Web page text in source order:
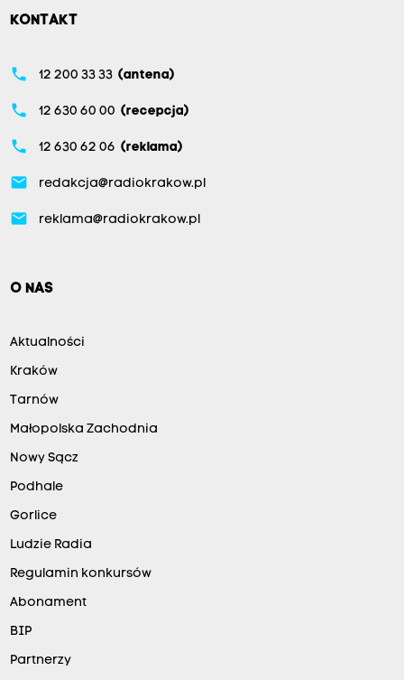
KONTAKT
phone 12 200 33 33 (antena)
phone 12 630 60 00 (recepcja)
phone 12 630 62 06 (reklama)
email redakcja@radiokrakow.pl
email reklama@radiokrakow.pl
O NAS
Aktualności
Kraków
Tarnów
Małopolska Zachodnia
Nowy Sącz
Podhale
Gorlice
Ludzie Radia
Regulamin konkursów
Abonament
BIP
Partnerzy